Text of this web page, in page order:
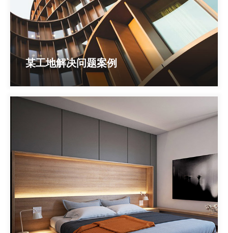
某工地解决问题案例